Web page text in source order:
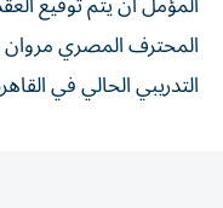
المحترف المصري مروان
التدريبي الحالي في